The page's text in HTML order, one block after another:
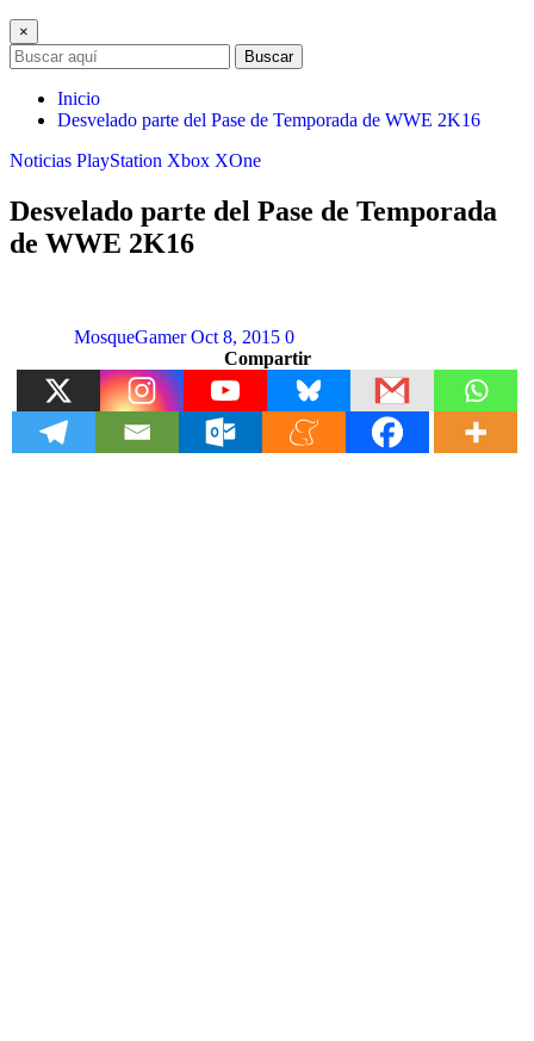
×
Buscar
Inicio
Desvelado parte del Pase de Temporada de WWE 2K16
Noticias PlayStation Xbox XOne
Desvelado parte del Pase de Temporada
de WWE 2K16
MosqueGamer Oct 8, 2015 0
Compartir